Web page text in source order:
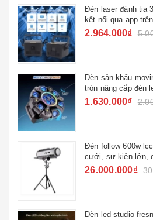
Đèn laser đánh tia
kết nối qua app
2.964.000₫
Đèn sân khấu
tròn nâng cấp đèn
hát ktv đèn sử
1.630.000₫
Đèn follow 600w
cưới, sự kiện lớn,
quốc gia
26.000.000₫
Đèn led studio